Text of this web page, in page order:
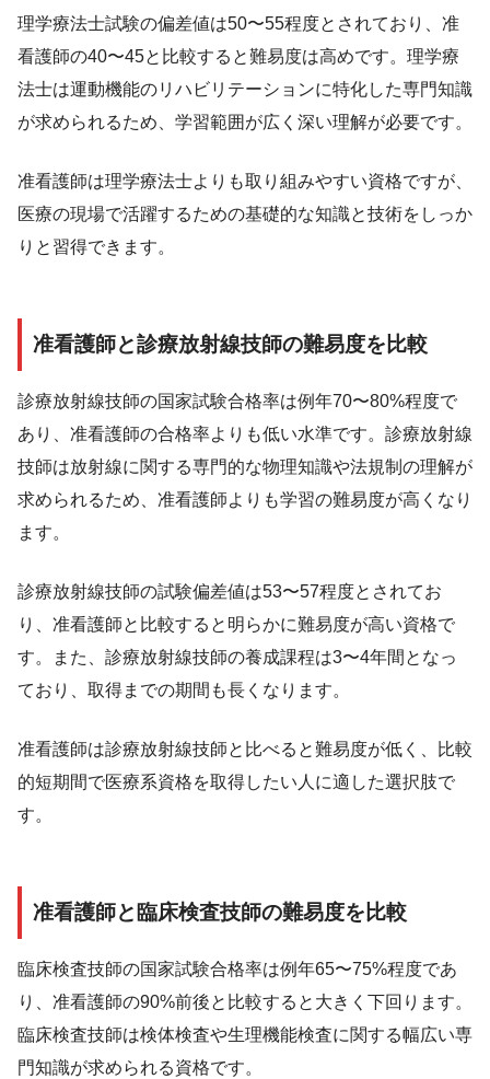
理学療法士試験の偏差値は50〜55程度とされており、准
看護師の40〜45と比較すると難易度は高めです。理学療
法士は運動機能のリハビリテーションに特化した専門知識
が求められるため、学習範囲が広く深い理解が必要です。
准看護師は理学療法士よりも取り組みやすい資格ですが、
医療の現場で活躍するための基礎的な知識と技術をしっか
りと習得できます。
准看護師と診療放射線技師の難易度を比較
診療放射線技師の国家試験合格率は例年70〜80%程度で
あり、准看護師の合格率よりも低い水準です。診療放射線
技師は放射線に関する専門的な物理知識や法規制の理解が
求められるため、准看護師よりも学習の難易度が高くなり
ます。
診療放射線技師の試験偏差値は53〜57程度とされてお
り、准看護師と比較すると明らかに難易度が高い資格で
す。また、診療放射線技師の養成課程は3〜4年間となっ
ており、取得までの期間も長くなります。
准看護師は診療放射線技師と比べると難易度が低く、比較
的短期間で医療系資格を取得したい人に適した選択肢で
す。
准看護師と臨床検査技師の難易度を比較
臨床検査技師の国家試験合格率は例年65〜75%程度であ
り、准看護師の90%前後と比較すると大きく下回ります。
臨床検査技師は検体検査や生理機能検査に関する幅広い専
門知識が求められる資格です。